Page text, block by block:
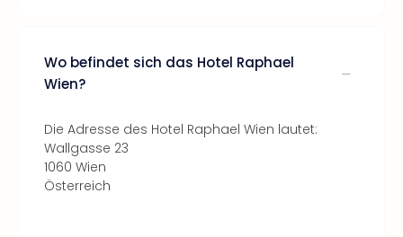
Wo befindet sich das Hotel Raphael
Wien?
Die Adresse des Hotel Raphael Wien lautet:
Wallgasse 23
1060 Wien
Österreich